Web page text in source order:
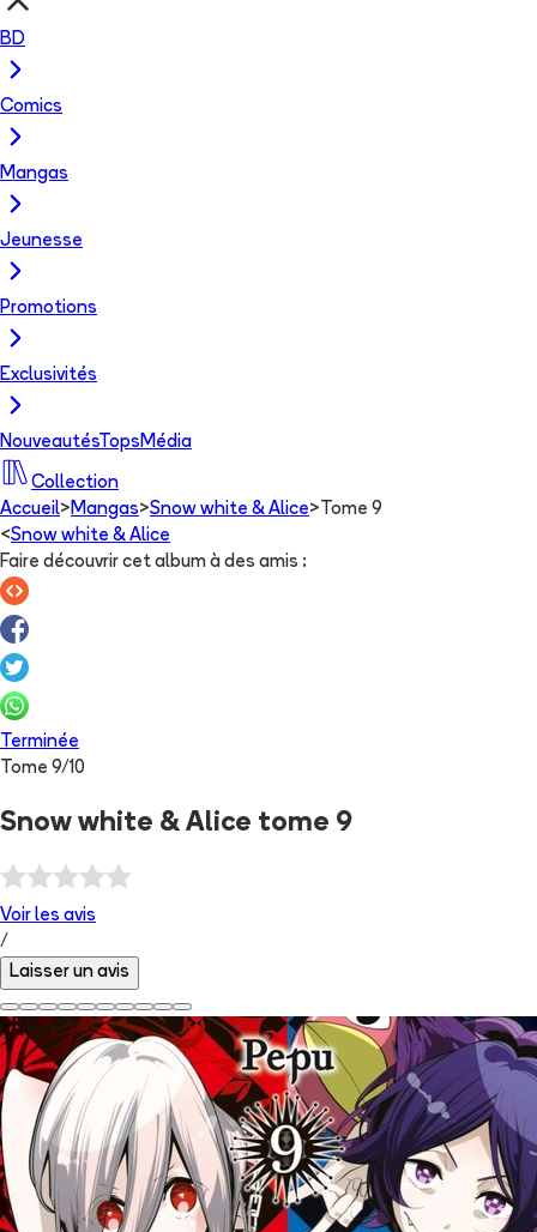
BD
Comics
Mangas
Jeunesse
Promotions
Exclusivités
NouveautésTops Média
Collection
Accueil> Mangas>Snow white & Alice> Tome 9
<Snow white & Alice
Faire découvrir cet album à des amis :
Terminée
Tome 9/10
Snow white & Alice tome 9
Voir les avis
/
Laisser un avis